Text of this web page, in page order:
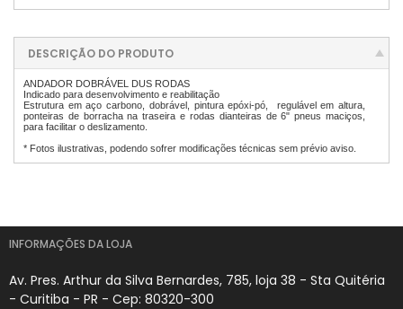
DESCRIÇÃO DO PRODUTO
ANDADOR DOBRÁVEL DUS RODAS
Indicado para desenvolvimento e reabilitação
Estrutura em aço carbono, dobrável, pintura epóxi-pó, regulável em altura,
ponteiras de borracha na traseira e rodas dianteiras de 6" pneus maciços,
para facilitar o deslizamento.
* Fotos ilustrativas, podendo sofrer modificações técnicas sem prévio aviso.
INFORMAÇÕES DA LOJA
Av. Pres. Arthur da Silva Bernardes, 785, loja 38 - Sta Quitéria
- Curitiba - PR - Cep: 80320-300